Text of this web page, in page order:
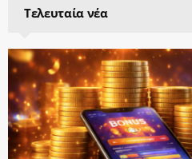
Τελευταία νέα